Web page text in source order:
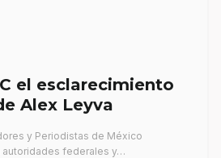
el esclarecimiento
Alex Leyva
y Periodistas de México
autoridades federales y…